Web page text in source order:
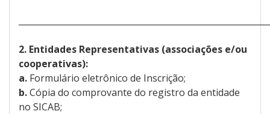
2. Entidades Representativas (associações e/ou
cooperativas):
a. Formulário eletrônico de Inscrição;
b.Cópia do comprovante do registro da entidade
no SICAB;